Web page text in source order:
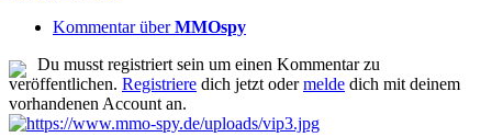
Kommentar überMMOspy
Du musst registriert sein um einen Kommentar zu
veröffentlichen. Registriere dich jetzt odermelde dich mit deinem
vorhandenen Account an.